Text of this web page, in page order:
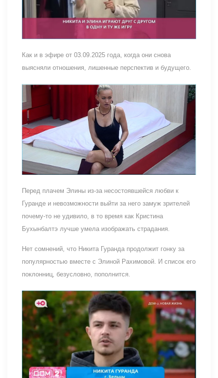
Как и в эфире от 03.09.2025 года, когда они снова
выясняли отношения, лишенные перспектив и будущего.
Перед плачем Элины из-за несостоявшейся любви к
Гуранде и невозможности выйти за него замуж зрителей
почему-то не удивило, в то время как Кристина
Бухынбалтэ лучше умела изображать страдания.
Нет сомнений, что Никита Гуранда продолжит гонку за
популярностью вместе с Элиной Рахимовой. И список его
поклонниц, безусловно, пополнится.